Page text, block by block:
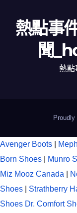
熱點事
聞
熱點
Proudly
Avenger Boots
Born Shoes
Munro
Miz Mooz Canada
Shoes
Strathberry
Shoes Dr. Comfort